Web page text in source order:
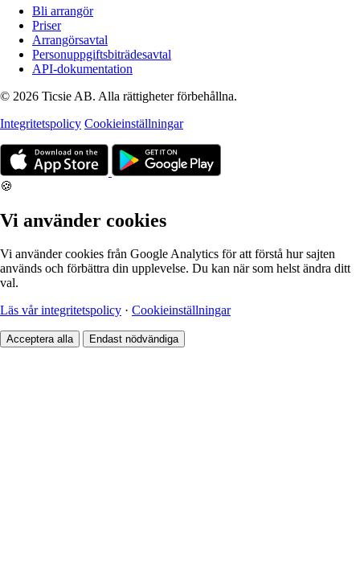
Bli arrangör
Priser
Arrangörsavtal
Personuppgiftsbiträdesavtal
API-dokumentation
© 2026 Ticsie AB. Alla rättigheter förbehållna.
Integritetspolicy Cookieinställningar
🍪
Vi använder cookies
Vi använder cookies från Google Analytics för att förstå hur sajten
används och förbättra din upplevelse. Du kan när som helst ändra ditt
val.
Läs vår integritetspolicy · Cookieinställningar
Acceptera alla Endast nödvändiga